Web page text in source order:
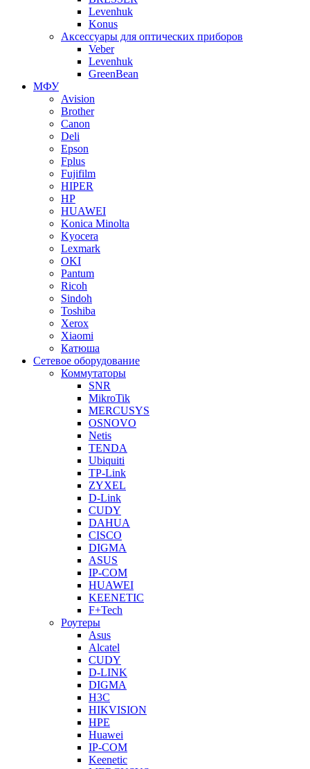
Levenhuk
Konus
Аксессуары для оптических приборов
Veber
Levenhuk
GreenBean
МФУ
Avision
Brother
Canon
Deli
Epson
Fplus
Fujifilm
HIPER
HP
HUAWEI
Konica Minolta
Kyocera
Lexmark
OKI
Pantum
Ricoh
Sindoh
Toshiba
Xerox
Xiaomi
Катюша
Сетевое оборудование
Коммутаторы
SNR
MikroTik
MERCUSYS
OSNOVO
Netis
TENDA
Ubiquiti
TP-Link
ZYXEL
D-Link
CUDY
DAHUA
CISCO
DIGMA
ASUS
IP-COM
HUAWEI
KEENETIC
F+Tech
Роутеры
Asus
Alcatel
CUDY
D-LINK
DIGMA
H3C
HIKVISION
HPE
Huawei
IP-COM
Keenetic